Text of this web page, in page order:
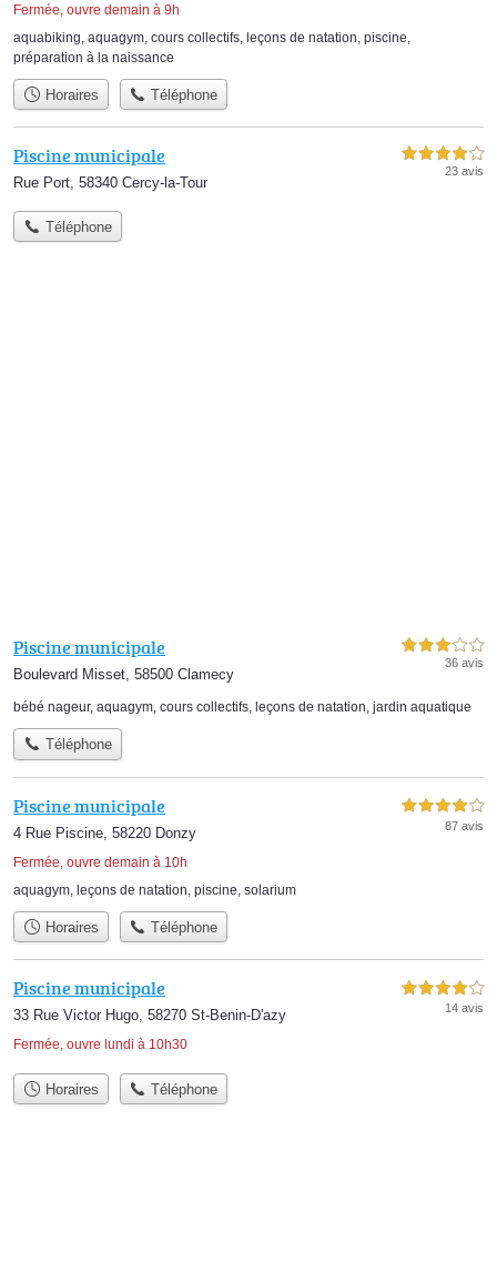
Fermée, ouvre demain à 9h
aquabiking aquagym cours collectifs leçons de natation piscine
préparation à la naissance
Horaires Téléphone
Piscine municipale
Rue Port, 58340 Cercy-la-Tour
4,0 étoiles sur 5
23 avis
Téléphone
Piscine municipale
Boulevard Misset, 58500 Clamecy
3,0 étoiles sur 5
36 avis
bébé nageur, aquagym, cours collectifs, leçons de natation, jardin aquatique
Téléphone
Piscine municipale
4 Rue Piscine, 58220 Donzy
Fermée, ouvre demain à 10h
4,0 étoiles sur 5
87 avis
aquagym leçons de natation piscine solarium
Horaires Téléphone
Piscine municipale
33 Rue Victor Hugo, 58270 St-Benin-D'azy
Fermée, ouvre lundi à 10h30
4,0 étoiles sur 5
14 avis
Horaires Téléphone